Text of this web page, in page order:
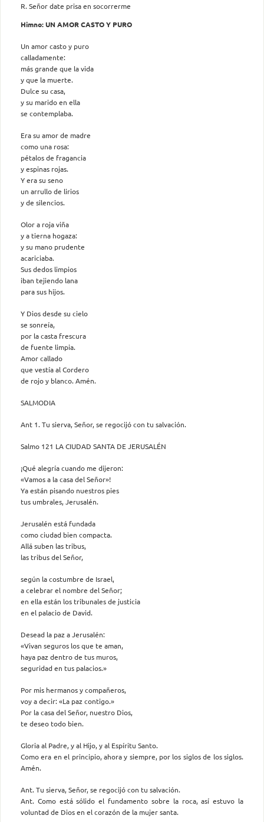
R. Señor date prisa en socorrerme
Himno: UN AMOR CASTO Y PURO
Un amor casto y puro
calladamente:
más grande que la vida
y que la muerte.
Dulce su casa,
y su marido en ella
se contemplaba.
Era su amor de madre
como una rosa:
pétalos de fragancia
y espinas rojas.
Y era su seno
un arrullo de lirios
y de silencios.
Olor a roja viña
y a tierna hogaza:
y su mano prudente
acariciaba.
Sus dedos limpios
iban tejiendo lana
para sus hijos.
Y Dios desde su cielo
se sonreía,
por la casta frescura
de fuente limpia.
Amor callado
que vestía al Cordero
de rojo y blanco. Amén.
SALMODIA
Ant 1. Tu sierva, Señor, se regocijó con tu salvación.
Salmo 121 LA CIUDAD SANTA DE JERUSALÉN
¡Qué alegría cuando me dijeron:
«Vamos a la casa del Señor»!
Ya están pisando nuestros pies
tus umbrales, Jerusalén.
Jerusalén está fundada
como ciudad bien compacta.
Allá suben las tribus,
las tribus del Señor,
según la costumbre de Israel,
a celebrar el nombre del Señor;
en ella están los tribunales de justicia
en el palacio de David.
Desead la paz a Jerusalén:
«Vivan seguros los que te aman,
haya paz dentro de tus muros,
seguridad en tus palacios.»
Por mis hermanos y compañeros,
voy a decir: «La paz contigo.»
Por la casa del Señor, nuestro Dios,
te deseo todo bien.
Gloria al Padre, y al Hijo, y al Espíritu Santo.
Como era en el principio, ahora y siempre, por los siglos de los siglos.
Amén.
Ant. Tu sierva, Señor, se regocijó con tu salvación.
Ant. Como está sólido el fundamento sobre la roca, así estuvo la
voluntad de Dios en el corazón de la mujer santa.